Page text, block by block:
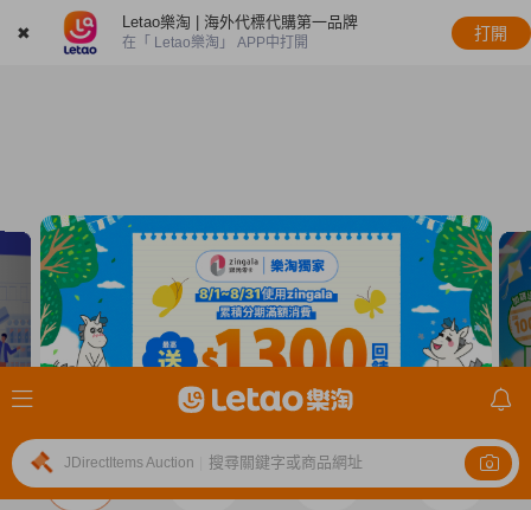
✖
Letao樂淘 | 海外代標代購第一品牌
在「 Letao樂淘」 APP中打開
打開
JDirectItems Auction 搜尋關鍵字或商品網址